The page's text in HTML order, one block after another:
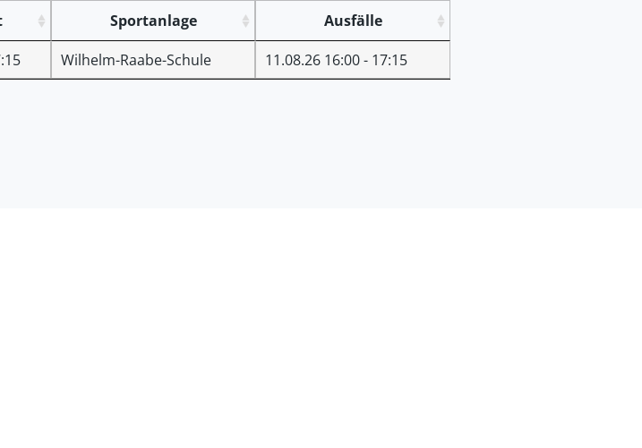
Sportanlage
Ausfälle
Wilhelm-Raabe-Schule 11.08.26 16:00 - 17:15